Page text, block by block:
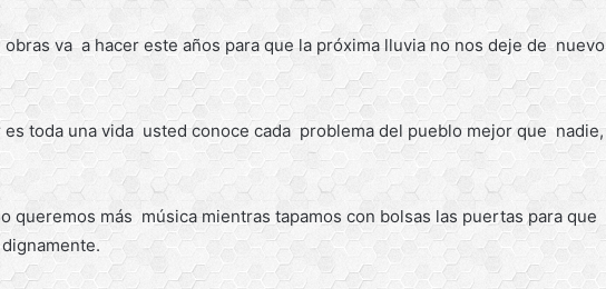
va a hacer este años para que la próxima lluvia no nos deje de nuevo
es toda una vida usted conoce cada problema del pueblo mejor que nadie,
queremos más música mientras tapamos con bolsas las puertas para que